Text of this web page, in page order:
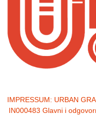
IMPRESSUM: URBAN
IN000483 Glavni i